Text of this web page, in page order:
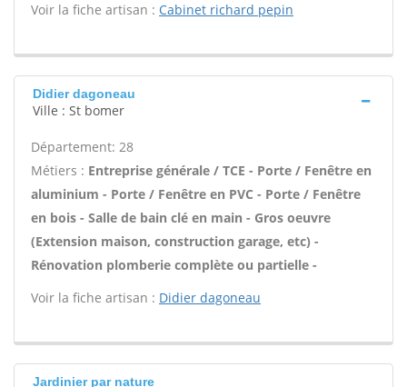
Voir la fiche artisan : Cabinet richard pepin
Didier dagoneau
Ville : St bomer
Département: 28
Métiers : Entreprise générale / TCE - Porte / Fenêtre en
aluminium - Porte / Fenêtre en PVC - Porte / Fenêtre
en bois - Salle de bain clé en main - Gros oeuvre
(Extension maison, construction garage, etc) -
Rénovation plomberie complète ou partielle -
Voir la fiche artisan : Didier dagoneau
Jardinier par nature